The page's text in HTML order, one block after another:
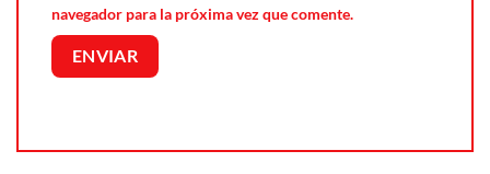
navegador para la próxima vez que comente.